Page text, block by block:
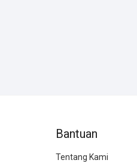
Bantuan
Tentang Kami